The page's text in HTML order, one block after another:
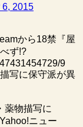
6, 2015
から18禁『屋
ず!?
9
写に保守派が異
薬物描写に
ニュー